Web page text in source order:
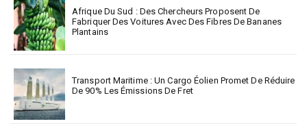
Afrique Du Sud : Des Chercheurs Proposent De
Fabriquer Des Voitures Avec Des Fibres De Bananes
Plantains
Transport Maritime : Un Cargo Éolien Promet De Réduire
De 90% Les Émissions De Fret